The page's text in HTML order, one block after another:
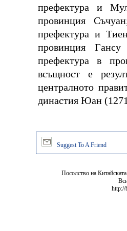
префектура и
провинция
префектура и
провинция
префектура в
всъщност е
централното
династия Юан
Suggest To A Friend
Посолство на
http://